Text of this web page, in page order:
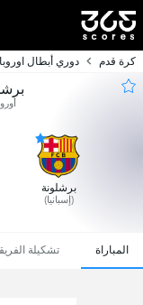
كرة قدم دوري أبطال اوروبا
برشلونة
(إسبانيا)
المباراة تشكيلة